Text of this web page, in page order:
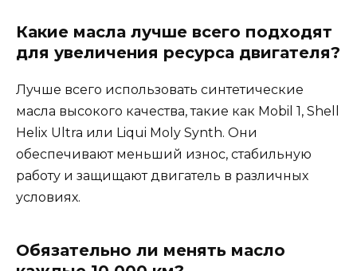
Какие масла лучше всего подходят
для увеличения ресурса двигателя?
Лучше всего использовать синтетические
масла высокого качества, такие как Mobil 1, Shell
Helix Ultra или Liqui Moly Synth. Они
обеспечивают меньший износ, стабильную
работу и защищают двигатель в различных
условиях.
Обязательно ли менять масло